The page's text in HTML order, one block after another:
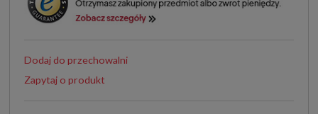
Dodaj do przechowalni
Zapytaj o produkt